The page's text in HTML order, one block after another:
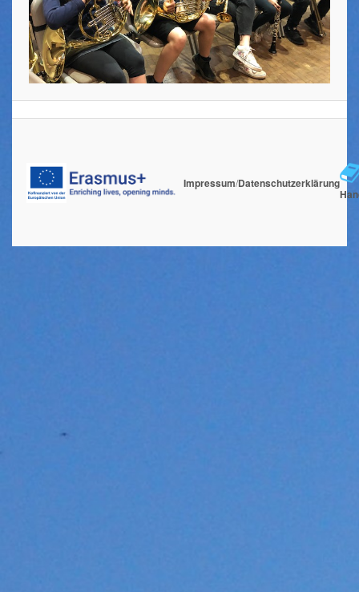
Impressum/Datenschutzerklärung